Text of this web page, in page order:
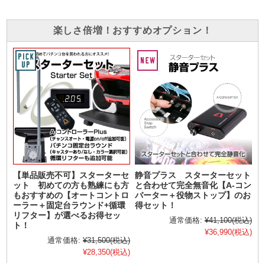
楽しさ倍増！おすすめオプション！
【単品販売不可】スターターセ
ット 初めての方も熟練にも方
もおすすめの【オートコントロ
ーラー＋固定台ラウンド+循環
リフター】が選べるお得セッ
ト！
通常価格: ¥31,500(税込)
¥28,350(税込)
静音プラス スターターセット
と合わせて完全無音化【A-コン
バーター＋役物ストップ】のお
得セット！
通常価格: ¥41,100(税込)
¥36,990(税込)